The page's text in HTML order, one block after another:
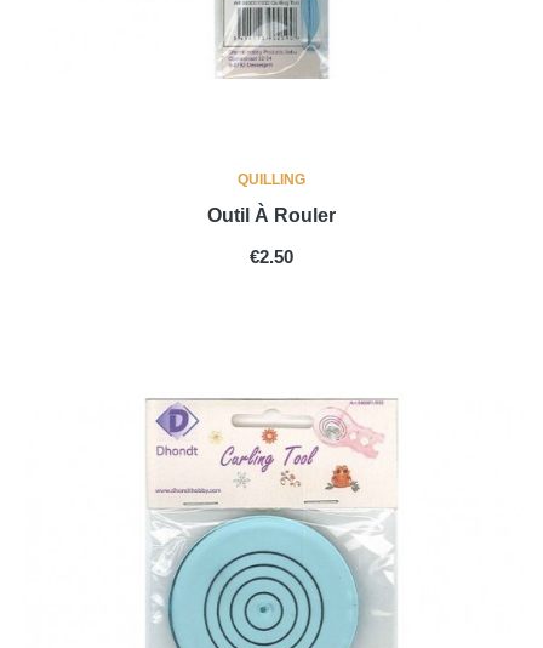
QUILLING
Outil À Rouler
PRICE
€2.50